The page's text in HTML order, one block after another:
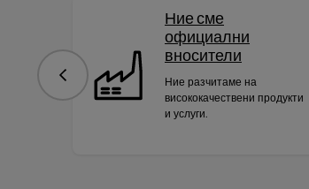
Ние сме
официални
вносители
Ние разчитаме на
висококачествени продукти
и услуги.
Предишна